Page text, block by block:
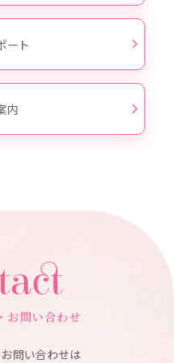
ート
内
お問い合わせ
問い合わせは